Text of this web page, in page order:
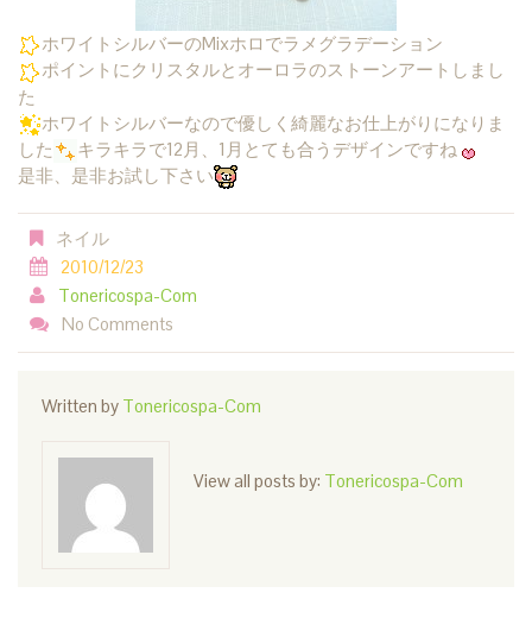
ホワイトシルバーのMixホロでラメグラデーション
ポイントにクリスタルとオーロラのストーンアートしまし
た
ホワイトシルバーなので優しく綺麗なお仕上がりになりま
した
キラキラで12月、1月とても合うデザインですね
是非、是非お試し下さい
ネイル
2010/12/23
Tonericospa-Com
No Comments
Written by Tonericospa-Com
View all posts by: Tonericospa-Com